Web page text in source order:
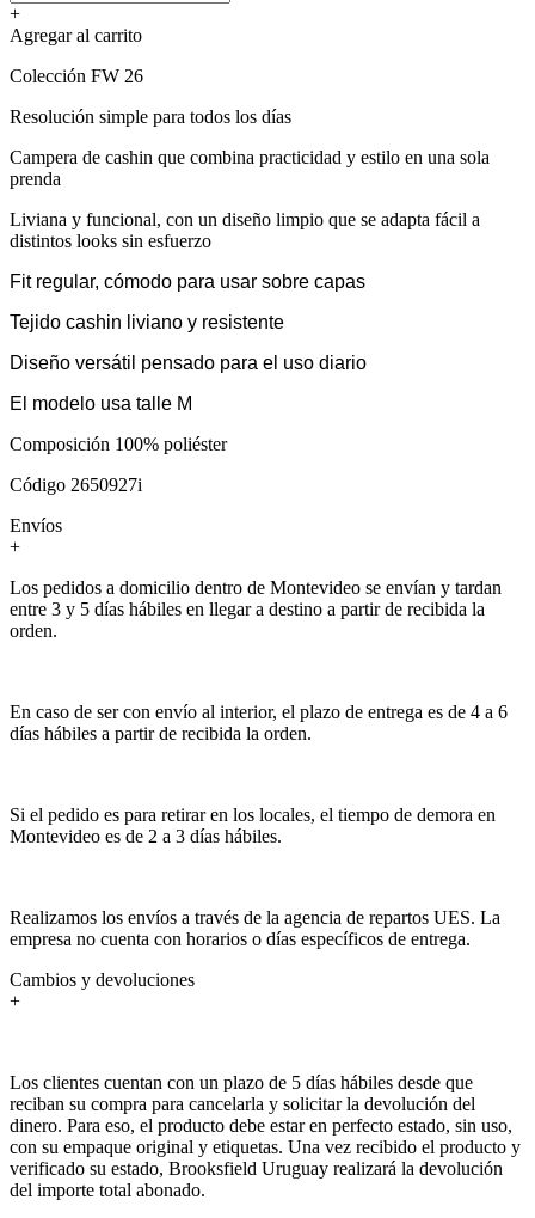
+
Agregar al carrito
Colección FW 26
Resolución simple para todos los días
Campera de cashin que combina practicidad y estilo en una sola
prenda
Liviana y funcional, con un diseño limpio que se adapta fácil a
distintos looks sin esfuerzo
Fit regular, cómodo para usar sobre capas
Tejido cashin liviano y resistente
Diseño versátil pensado para el uso diario
El modelo usa talle M
Composición 100% poliéster
Código 2650927i
Envíos
+
Los pedidos a domicilio dentro de Montevideo se envían y tardan
entre 3 y 5 días hábiles en llegar a destino a partir de recibida la
orden.
En caso de ser con envío al interior, el plazo de entrega es de 4 a 6
días hábiles a partir de recibida la orden.
Si el pedido es para retirar en los locales, el tiempo de demora en
Montevideo es de 2 a 3 días hábiles.
Realizamos los envíos a través de la agencia de repartos UES. La
empresa no cuenta con horarios o días específicos de entrega.
Cambios y devoluciones
+
Los clientes cuentan con un plazo de 5 días hábiles desde que
reciban su compra para cancelarla y solicitar la devolución del
dinero. Para eso, el producto debe estar en perfecto estado, sin uso,
con su empaque original y etiquetas. Una vez recibido el producto y
verificado su estado, Brooksfield Uruguay realizará la devolución
del importe total abonado.